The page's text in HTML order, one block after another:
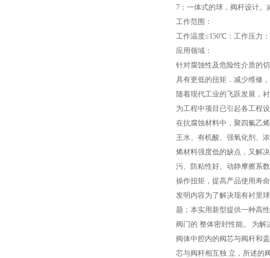
7：一体式的球，阀杆设计
工作范围：
工作温度≤150℃：工作压力
应用领域：
针对腐蚀性及危险性介质的
具有更低的扭矩．减少维修
随着现代工业的飞跃发展，
为工程中项目已引起各工程
在抗腐蚀材料中，聚四氟乙
王水、有机酸、强氧化剂、
烯材料强度低的缺点，又解
污、防粘性好、动静摩擦系
操作扭矩，提高产品使用寿
发明内容为了解决现有衬里
题；本实用新型提供一种高
阀门的 整体密封性能。 为
阀体中腔内的阀芯与阀杆和
芯与阀杆相互独 立，所述的